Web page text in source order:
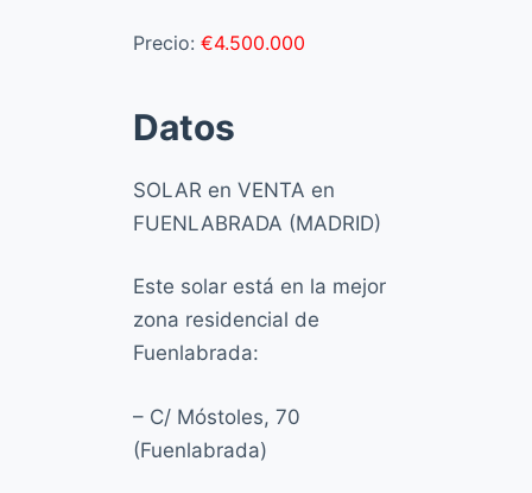
Precio: €4.500.000
Datos
SOLAR en VENTA en
FUENLABRADA (MADRID)
Este solar está en la mejor
zona residencial de
Fuenlabrada:
– C/ Móstoles, 70
(Fuenlabrada)